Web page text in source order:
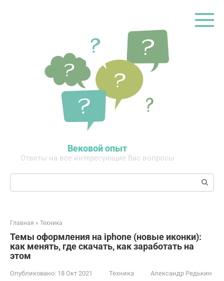
Вековой опыт
Ответы на все интересующие Вас вопросы
Поиск:
Главная » Техника
Темы оформления на iphone (новые иконки):
как менять, где скачать, как заработать на
этом
Опубликовано: 18 Окт 2021 Техника Александр Редькин